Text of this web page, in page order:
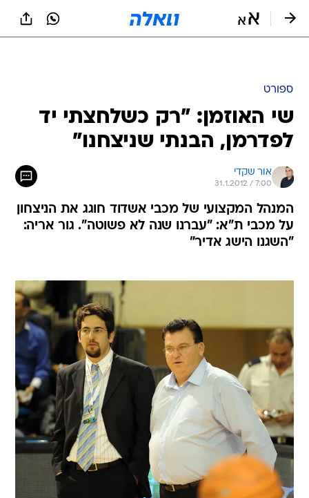
ספורט
שי האוזמן: "רק כשלחצתי יד
לפדרמן, הבנתי שניצחנו"
אור שקדי
31.1.2012 / 7:00
המנהל המקצועי של מכבי אשדוד חוגג את הניצחון
על מכבי ת"א: "עברנו שנה לא פשוטה". גור אריה:
"השגנו הישג אדיר"